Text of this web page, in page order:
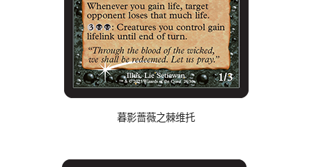
暮影蔷薇之棘维托